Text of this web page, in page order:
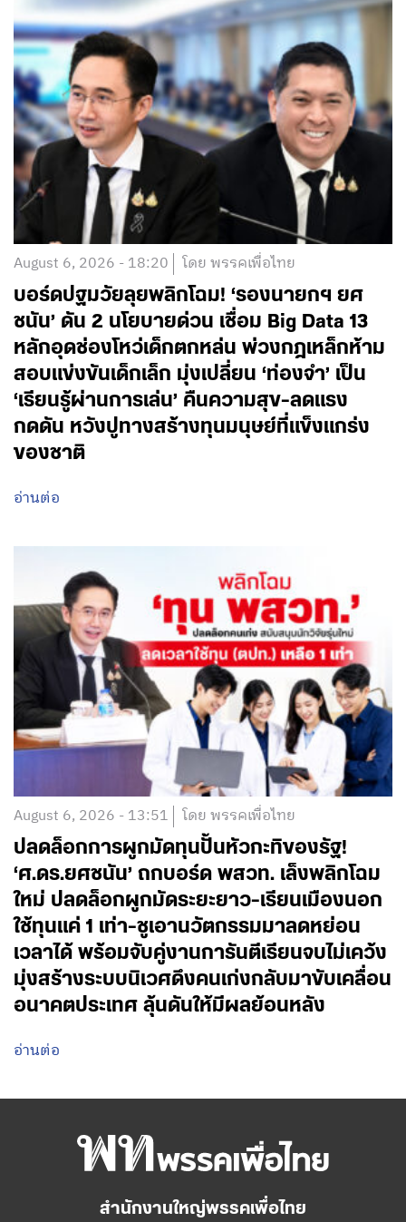
August 6, 2026 - 18:20 โดย พรรคเพื่อไทย
บอร์ดปฐมวัยลุยพลิกโฉม! ‘รองนายกฯ ยศ
ชนัน’ ดัน 2 นโยบายด่วน เชื่อม Big Data 13
หลักอุดช่องโหว่เด็กตกหล่น พ่วงกฎเหล็กห้าม
สอบแข่งขันเด็กเล็ก มุ่งเปลี่ยน ‘ท่องจำ’ เป็น
‘เรียนรู้ผ่านการเล่น’ คืนความสุข-ลดแรง
กดดัน หวังปูทางสร้างทุนมนุษย์ที่แข็งแกร่ง
ของชาติ
อ่านต่อ
August 6, 2026 - 13:51 โดย พรรคเพื่อไทย
ปลดล็อกการผูกมัดทุนปั้นหัวกะทิของรัฐ!
‘ศ.ดร.ยศชนัน’ ถกบอร์ด พสวท. เล็งพลิกโฉม
ใหม่ ปลดล็อกผูกมัดระยะยาว-เรียนเมืองนอก
ใช้ทุนแค่ 1 เท่า-ชูเอานวัตกรรมมาลดหย่อน
เวลาได้ พร้อมจับคู่งานการันตีเรียนจบไม่เคว้ง
มุ่งสร้างระบบนิเวศดึงคนเก่งกลับมาขับเคลื่อน
อนาคตประเทศ ลุ้นดันให้มีผลย้อนหลัง
อ่านต่อ
สำนักงานใหญ่พรรคเพื่อไทย